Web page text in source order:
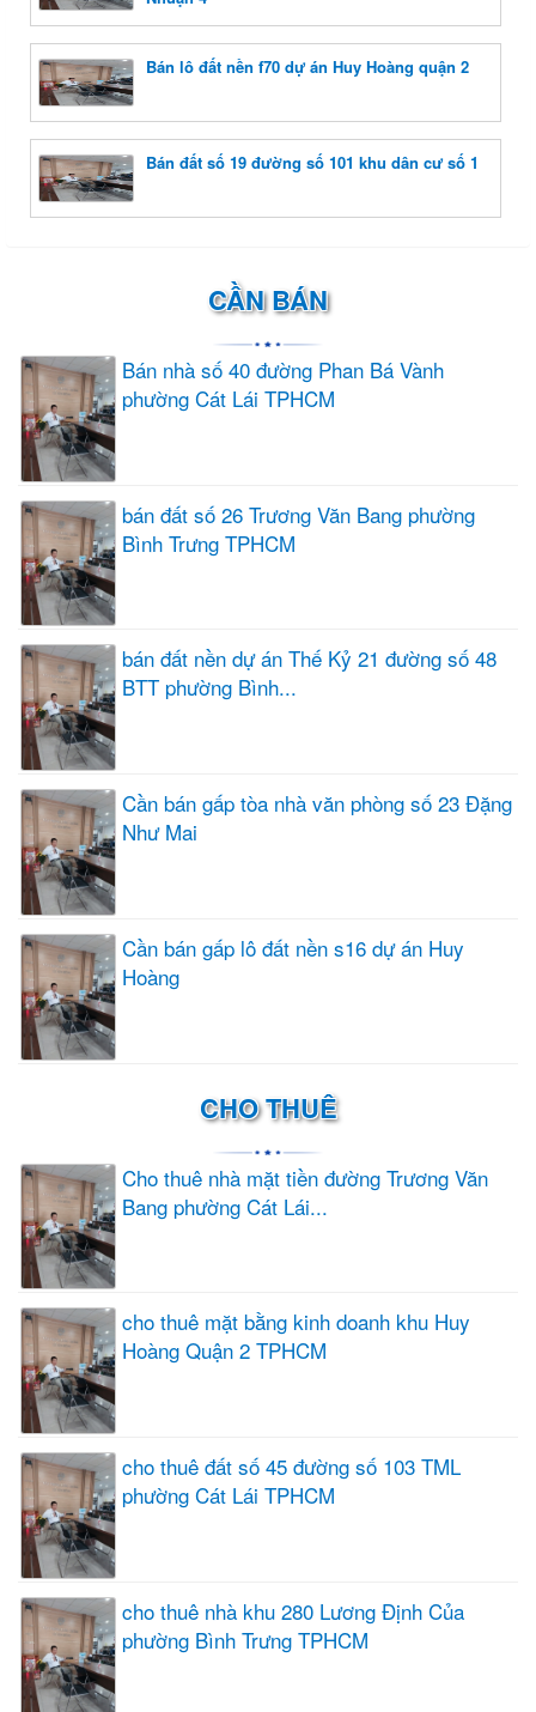
Bán lô đất nền f70 dự án Huy Hoàng quận 2
Bán đất số 19 đường số 101 khu dân cư số 1
CẦN BÁN
Bán nhà số 40 đường Phan Bá Vành
phường Cát Lái TPHCM
bán đất số 26 Trương Văn Bang phường
Bình Trưng TPHCM
bán đất nền dự án Thế Kỷ 21 đường số 48
BTT phường Bình...
Cần bán gấp tòa nhà văn phòng số 23 Đặng
Như Mai
Cần bán gấp lô đất nền s16 dự án Huy
Hoàng
CHO THUÊ
Cho thuê nhà mặt tiền đường Trương Văn
Bang phường Cát Lái...
cho thuê mặt bằng kinh doanh khu Huy
Hoàng Quận 2 TPHCM
cho thuê đất số 45 đường số 103 TML
phường Cát Lái TPHCM
cho thuê nhà khu 280 Lương Định Của
phường Bình Trưng TPHCM